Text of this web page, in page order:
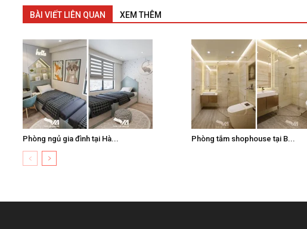
BÀI VIẾT LIÊN QUAN XEM THÊM
Phòng ngủ gia đình tại Hà... Phòng tắm shophouse tại B...